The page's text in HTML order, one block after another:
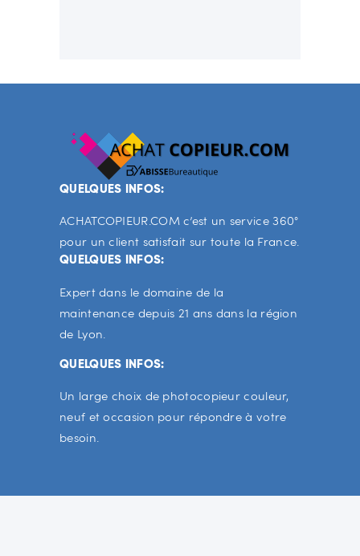
QUELQUES INFOS:
ACHATCOPIEUR.COM c’est un service 360°
pour un client satisfait sur toute la France.
QUELQUES INFOS:
Expert dans le domaine de la
maintenance depuis 21 ans dans la région
de Lyon.
QUELQUES INFOS:
Un large choix de photocopieur couleur,
neuf et occasion pour répondre à votre
besoin.